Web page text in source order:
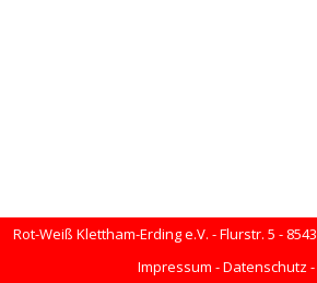
Rot-Weiß Klettham-Erding e.V. - Flurstr. 5 -
Impressum -Datenschutz -